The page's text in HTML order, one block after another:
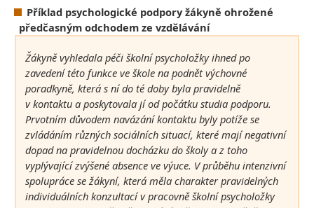
Příklad psychologické podpory žákyně ohrožené
předčasným odchodem ze vzdělávání
Žákyně vyhledala péči školní psycholožky ihned po
zavedení této funkce ve škole na podnět výchovné
poradkyně, která s ní do té doby byla pravidelně
v kontaktu a poskytovala jí od počátku studia podporu.
Prvotním důvodem navázání kontaktu byly potíže se
zvládáním různých sociálních situací, které mají negativní
dopad na pravidelnou docházku do školy a z toho
vyplývající zvýšené absence ve výuce. V průběhu intenzivní
spolupráce se žákyní, která měla charakter pravidelných
individuálních konzultací v pracovně školní psycholožky